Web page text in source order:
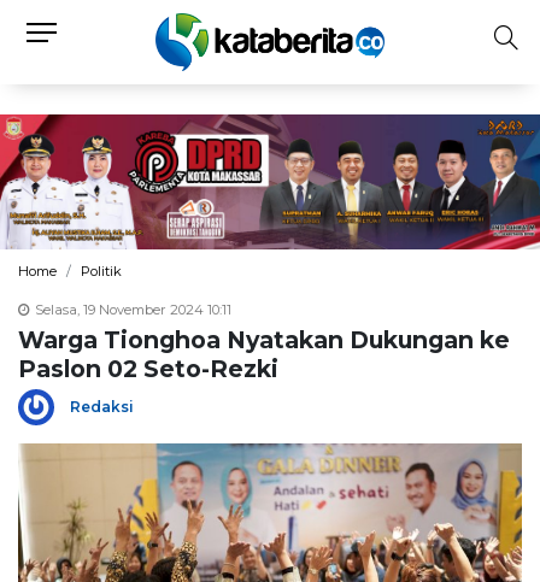
Home Politik
Selasa, 19 November 2024 10:11
Warga Tionghoa Nyatakan Dukungan ke
Paslon 02 Seto-Rezki
Redaksi